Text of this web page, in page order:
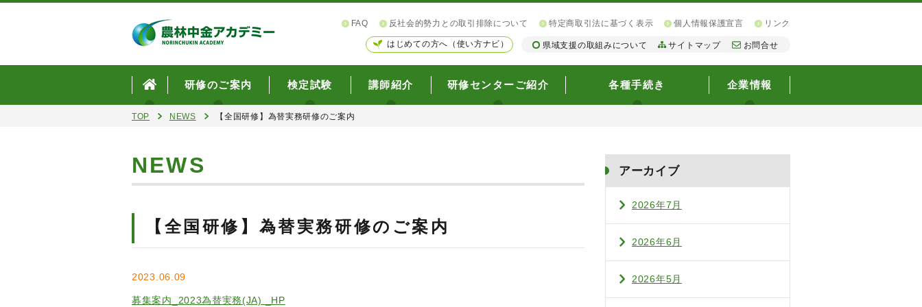
FAQ 反社会的勢力との取引排除について 特定商取引法に基づく表示 個人情報保護宣言 リンク
はじめての方へ（使い方ナビ） 県域支援の取組みについて サイトマップ お問合せ
研修のご案内 検定試験 講師紹介 研修センターご紹介 各種手続き 企業情報
TOP NEWS 【全国研修】為替実務研修のご案内
NEWS
【全国研修】為替実務研修のご案内
2023.06.09
募集案内_2023為替実務(JA) _HP
アーカイブ
2026年7月
2026年6月
2026年5月